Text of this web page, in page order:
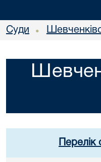
Суди •
Перелік